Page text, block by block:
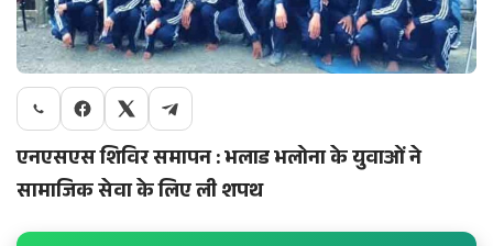
एनएसएस शिविर समापन : भलाड भलोना के युवाओं ने
सामाजिक सेवा के लिए ली शपथ